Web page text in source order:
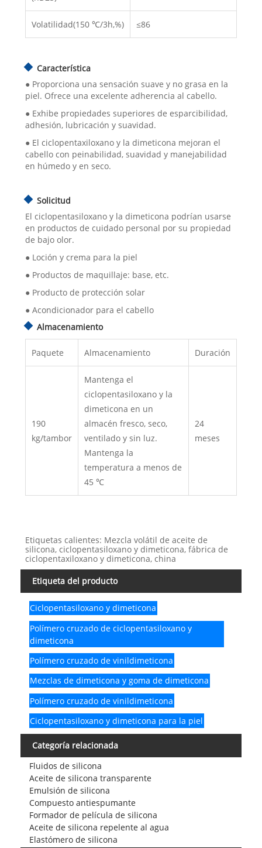
Volatilidad(150 ℃/3h,%) ≤86
Característica
● Proporciona una sensación suave y no grasa en la
piel. Ofrece una excelente adherencia al cabello.
● Exhibe propiedades superiores de esparcibilidad,
adhesión, lubricación y suavidad.
● El ciclopentaxiloxano y la dimeticona mejoran el
cabello con peinabilidad, suavidad y manejabilidad
en húmedo y en seco.
Solicitud
El ciclopentasiloxano y la dimeticona podrían usarse
en productos de cuidado personal por su propiedad
de bajo olor.
● Loción y crema para la piel
● Productos de maquillaje: base, etc.
● Producto de protección solar
● Acondicionador para el cabello
Almacenamiento
Paquete Almacenamiento Duración
190
kg/tambor
Mantenga el
ciclopentasiloxano y la
dimeticona en un
almacén fresco, seco,
ventilado y sin luz.
Mantenga la
temperatura a menos de
45 ℃
24
meses
Etiquetas calientes: Mezcla volátil de aceite de
silicona, ciclopentasiloxano y dimeticona, fábrica de
ciclopentaxiloxano y dimeticona, china
Etiqueta del producto
Ciclopentasiloxano y dimeticona
Polímero cruzado de ciclopentasiloxano y
dimeticona
Polímero cruzado de vinildimeticona
Mezclas de dimeticona y goma de dimeticona
Polímero cruzado de vinildimeticona
Ciclopentasiloxano y dimeticona para la piel
Categoría relacionada
Fluidos de silicona
Aceite de silicona transparente
Emulsión de silicona
Compuesto antiespumante
Formador de película de silicona
Aceite de silicona repelente al agua
Elastómero de silicona